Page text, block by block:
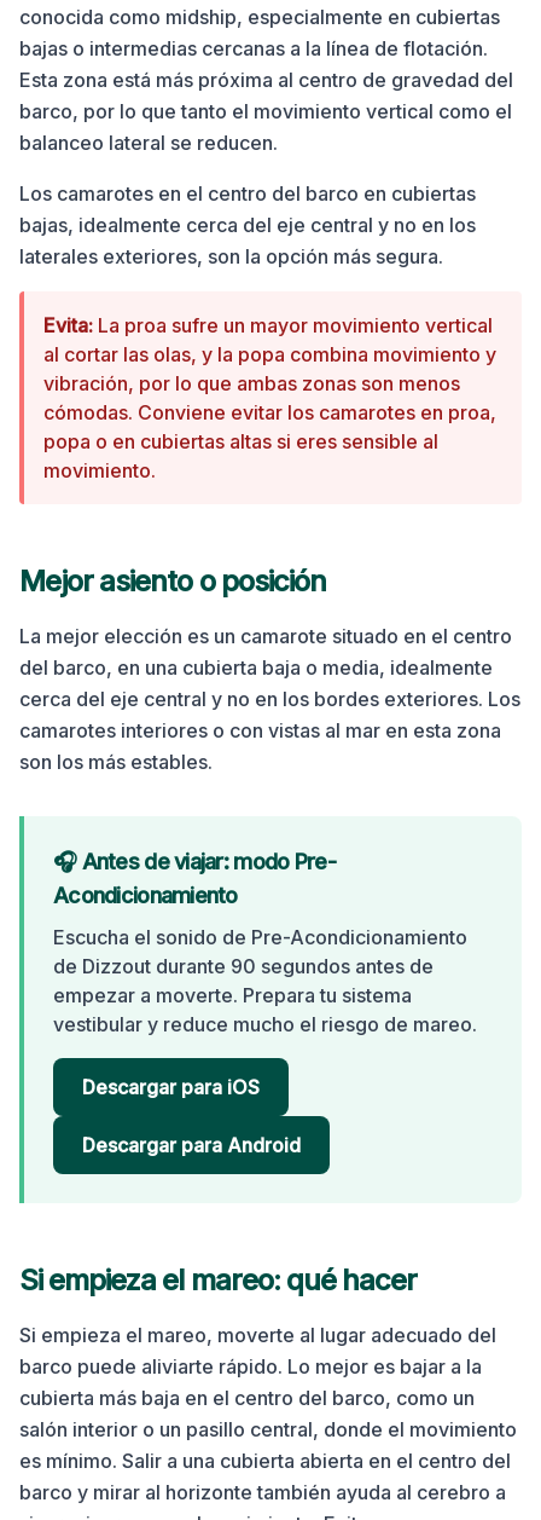
conocida como midship, especialmente en cubiertas
bajas o intermedias cercanas a la línea de flotación.
Esta zona está más próxima al centro de gravedad del
barco, por lo que tanto el movimiento vertical como el
balanceo lateral se reducen.
Los camarotes en el centro del barco en cubiertas
bajas, idealmente cerca del eje central y no en los
laterales exteriores, son la opción más segura.
Evita: La proa sufre un mayor movimiento vertical
al cortar las olas, y la popa combina movimiento y
vibración, por lo que ambas zonas son menos
cómodas. Conviene evitar los camarotes en proa,
popa o en cubiertas altas si eres sensible al
movimiento.
Mejor asiento o posición
La mejor elección es un camarote situado en el centro
del barco, en una cubierta baja o media, idealmente
cerca del eje central y no en los bordes exteriores. Los
camarotes interiores o con vistas al mar en esta zona
son los más estables.
🎧 Antes de viajar: modo Pre-
Acondicionamiento
Escucha el sonido de Pre-Acondicionamiento
de Dizzout durante 90 segundos antes de
empezar a moverte. Prepara tu sistema
vestibular y reduce mucho el riesgo de mareo.
Descargar para iOS
Descargar para Android
Si empieza el mareo: qué hacer
Si empieza el mareo, moverte al lugar adecuado del
barco puede aliviarte rápido. Lo mejor es bajar a la
cubierta más baja en el centro del barco, como un
salón interior o un pasillo central, donde el movimiento
es mínimo. Salir a una cubierta abierta en el centro del
barco y mirar al horizonte también ayuda al cerebro a